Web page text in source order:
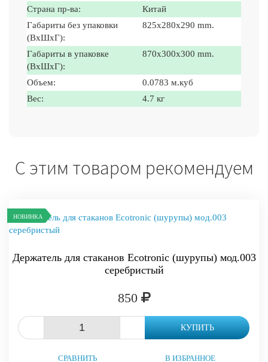
Страна пр-ва:
Китай
Габариты без упаковки
(ВxШxГ):
825x280x290 mm.
Габариты в упаковке
(ВxШxГ):
870x300x300 mm.
Объем:
0.0783 м.куб
Вес:
4.7 кг
С этим товаром рекомендуем
НОВИНКА
Держатель для стаканов Ecotronic (шурупы) мод.003
серебристый
850
КУПИТЬ
СРАВНИТЬ В ИЗБРАННОЕ